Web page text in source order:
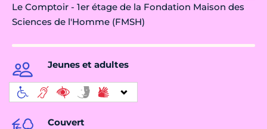
Le Comptoir - 1er étage de la Fondation Maison des
Sciences de l'Homme (FMSH)
Jeunes et adultes
Couvert